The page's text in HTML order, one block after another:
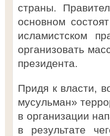
страны.
основном
исламистском
организовать
президента.
Придя к власти,
мусульман»
в организации
в результате